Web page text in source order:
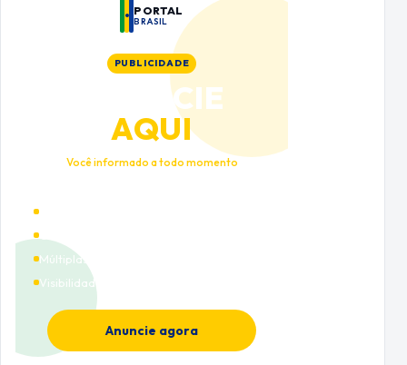
PORTAL
BRASIL
PUBLICIDADE
ANUNCIE
AQUI
Você informado a todo momento
Cobertura nacional
Múltiplas categorias
Visibilidade premium
Anuncie agora